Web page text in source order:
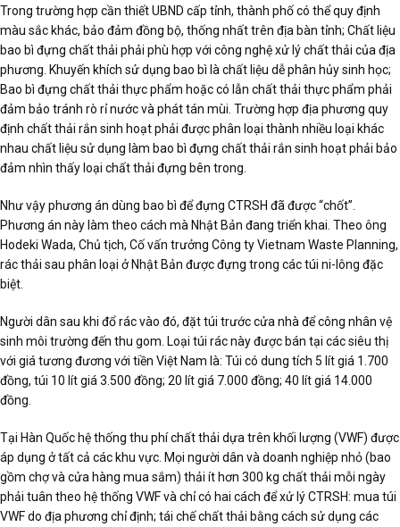
Trong trường hợp cần thiết UBND cấp tỉnh, thành phố có thể quy định
màu sắc khác, bảo đảm đồng bộ, thống nhất trên địa bàn tỉnh; Chất liệu
bao bì đựng chất thải phải phù hợp với công nghệ xử lý chất thải của địa
phương. Khuyến khích sử dụng bao bì là chất liệu dễ phân hủy sinh học;
Bao bì đựng chất thải thực phẩm hoặc có lẫn chất thải thực phẩm phải
đảm bảo tránh rò rỉ nước và phát tán mùi. Trường hợp địa phương quy
định chất thải rắn sinh hoạt phải được phân loại thành nhiều loại khác
nhau chất liệu sử dụng làm bao bì đựng chất thải rắn sinh hoạt phải bảo
đảm nhìn thấy loại chất thải đựng bên trong.
Như vậy phương án dùng bao bì để đựng CTRSH đã được “chốt”.
Phương án này làm theo cách mà Nhật Bản đang triển khai. Theo ông
Hodeki Wada, Chủ tịch, Cố vấn trưởng Công ty Vietnam Waste Planning,
rác thải sau phân loại ở Nhật Bản được đựng trong các túi ni-lông đặc
biệt.
Người dân sau khi đổ rác vào đó, đặt túi trước cửa nhà để công nhân vệ
sinh môi trường đến thu gom. Loại túi rác này được bán tại các siêu thị
với giá tương đương với tiền Việt Nam là: Túi có dung tích 5 lít giá 1.700
đồng, túi 10 lít giá 3.500 đồng; 20 lít giá 7.000 đồng; 40 lít giá 14.000
đồng.
Tại Hàn Quốc hệ thống thu phí chất thải dựa trên khối lượng (VWF) được
áp dụng ở tất cả các khu vực. Mọi người dân và doanh nghiệp nhỏ (bao
gồm chợ và cửa hàng mua sắm) thải ít hơn 300 kg chất thải mỗi ngày
phải tuân theo hệ thống VWF và chỉ có hai cách để xử lý CTRSH: mua túi
VWF do địa phương chỉ định; tái chế chất thải bằng cách sử dụng các